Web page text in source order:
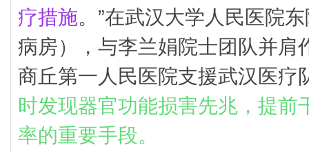
疗措施。”在武汉大学人民医院
病房），与李兰娟院士团队并肩
商丘第一人民医院支援武汉医疗
时发现器官功能损害先兆，提前
率的重要手段。